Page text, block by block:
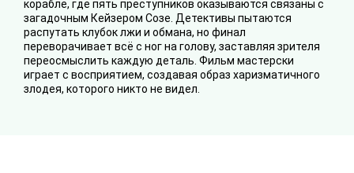
корабле, где пять преступников оказываются связаны с
загадочным Кейзером Созе. Детективы пытаются
распутать клубок лжи и обмана, но финал
переворачивает всё с ног на голову, заставляя зрителя
переосмыслить каждую деталь. Фильм мастерски
играет с восприятием, создавая образ харизматичного
злодея, которого никто не видел.